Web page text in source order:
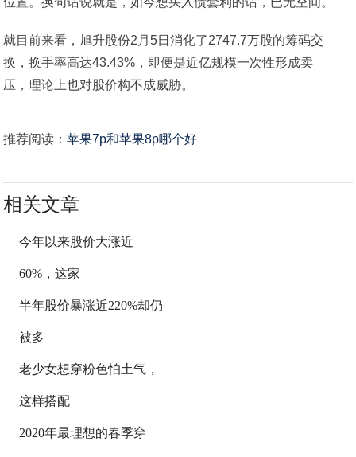
就目前来看，旭升股份2月5日消化了2747.7万股的筹码交
换，换手率高达43.43%，即便是近亿规模一次性形成卖
压，理论上也对股价构不成威胁。
推荐阅读：苹果7p和苹果8p哪个好
相关文章
今年以来股价大涨近
60%，这家
半年股价暴涨近220%却仍
被多
老少女想穿粉色怕土气，
这样搭配
2020年最理想的春季穿